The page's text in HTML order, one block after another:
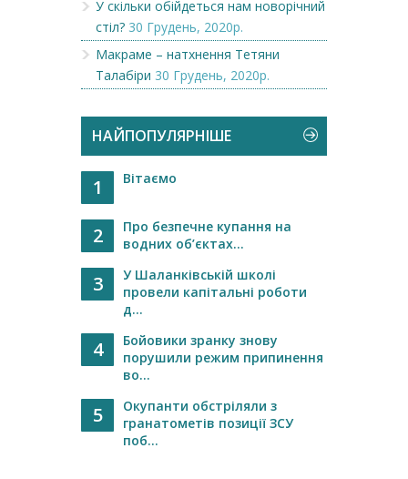
У скільки обійдеться нам новорічний
стіл? 30 Грудень, 2020р.
Макраме – натхнення Тетяни
Талабіри 30 Грудень, 2020р.
НАЙПОПУЛЯРНІШЕ
1 Вітаємо
2
Про безпечне купання на
водних об’єктах...
3
У Шаланківській школі
провели капітальні роботи
д...
4
Бойовики зранку знову
порушили режим припинення
во...
5
Окупанти обстріляли з
гранатометів позиції ЗСУ
поб...